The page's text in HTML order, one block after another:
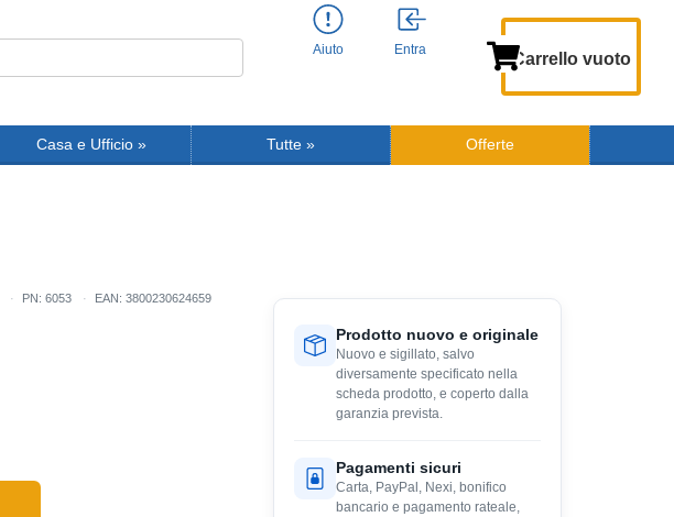
Aiuto Entra Carrello vuoto
Casa e Ufficio » Tutte » Offerte
PN: 6053 EAN: 3800230624659
Prodotto nuovo e originale
Nuovo e sigillato, salvo
diversamente specificato nella
scheda prodotto, e coperto dalla
garanzia prevista.
Pagamenti sicuri
Carta, PayPal, Nexi, bonifico
bancario e pagamento rateale,